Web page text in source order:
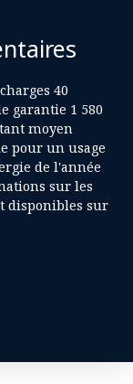
40
garantie 1 580
moyen
pour un usage
de l'année
sur les
disponibles sur